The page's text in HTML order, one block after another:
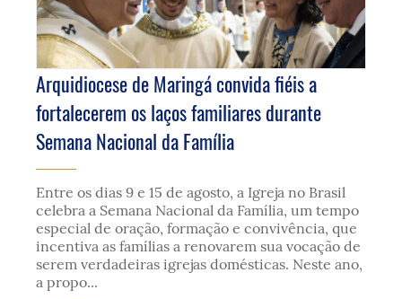
Arquidiocese de Maringá convida fiéis a
fortalecerem os laços familiares durante
Semana Nacional da Família
Entre os dias 9 e 15 de agosto, a Igreja no Brasil
celebra a Semana Nacional da Família, um tempo
especial de oração, formação e convivência, que
incentiva as famílias a renovarem sua vocação de
serem verdadeiras igrejas domésticas. Neste ano,
a propo...